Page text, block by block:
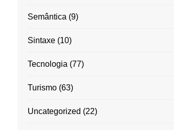
Semântica (9)
Sintaxe(10)
Tecnologia (77)
Turismo(63)
Uncategorized (22)